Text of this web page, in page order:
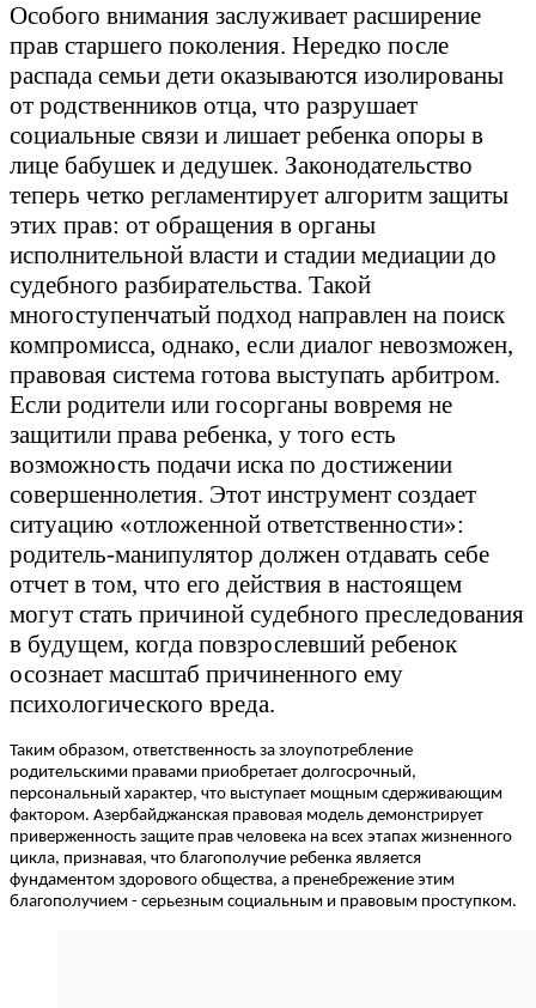
Особого внимания заслуживает расширение
прав старшего поколения. Нередко после
распада семьи дети оказываются изолированы
от родственников отца, что разрушает
социальные связи и лишает ребенка опоры в
лице бабушек и дедушек. Законодательство
теперь четко регламентирует алгоритм защиты
этих прав: от обращения в органы
исполнительной власти и стадии медиации до
судебного разбирательства. Такой
многоступенчатый подход направлен на поиск
компромисса, однако, если диалог невозможен,
правовая система готова выступать арбитром.
Если родители или госорганы вовремя не
защитили права ребенка, у того есть
возможность подачи иска по достижении
совершеннолетия. Этот инструмент создает
ситуацию «отложенной ответственности»:
родитель-манипулятор должен отдавать себе
отчет в том, что его действия в настоящем
могут стать причиной судебного преследования
в будущем, когда повзрослевший ребенок
осознает масштаб причиненного ему
психологического вреда.
Таким образом, ответственность за злоупотребление
родительскими правами приобретает долгосрочный,
персональный характер, что выступает мощным сдерживающим
фактором. Азербайджанская правовая модель демонстрирует
приверженность защите прав человека на всех этапах жизненного
цикла, признавая, что благополучие ребенка является
фундаментом здорового общества, а пренебрежение этим
благополучием - серьезным социальным и правовым проступком.